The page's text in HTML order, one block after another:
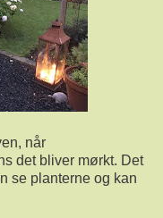
når
det bliver mørkt. Det
se planterne og kan